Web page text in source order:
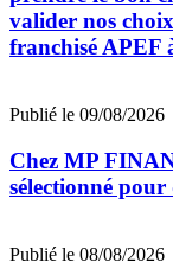
valider nos
franchisé APEF
Publié le 09/08/2026
Chez MP
sélectionné
Publié le 08/08/2026